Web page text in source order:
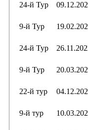
24-й Тур
9-й Тур
24-й Тур
9-й Тур
22-й тур
9-й тур